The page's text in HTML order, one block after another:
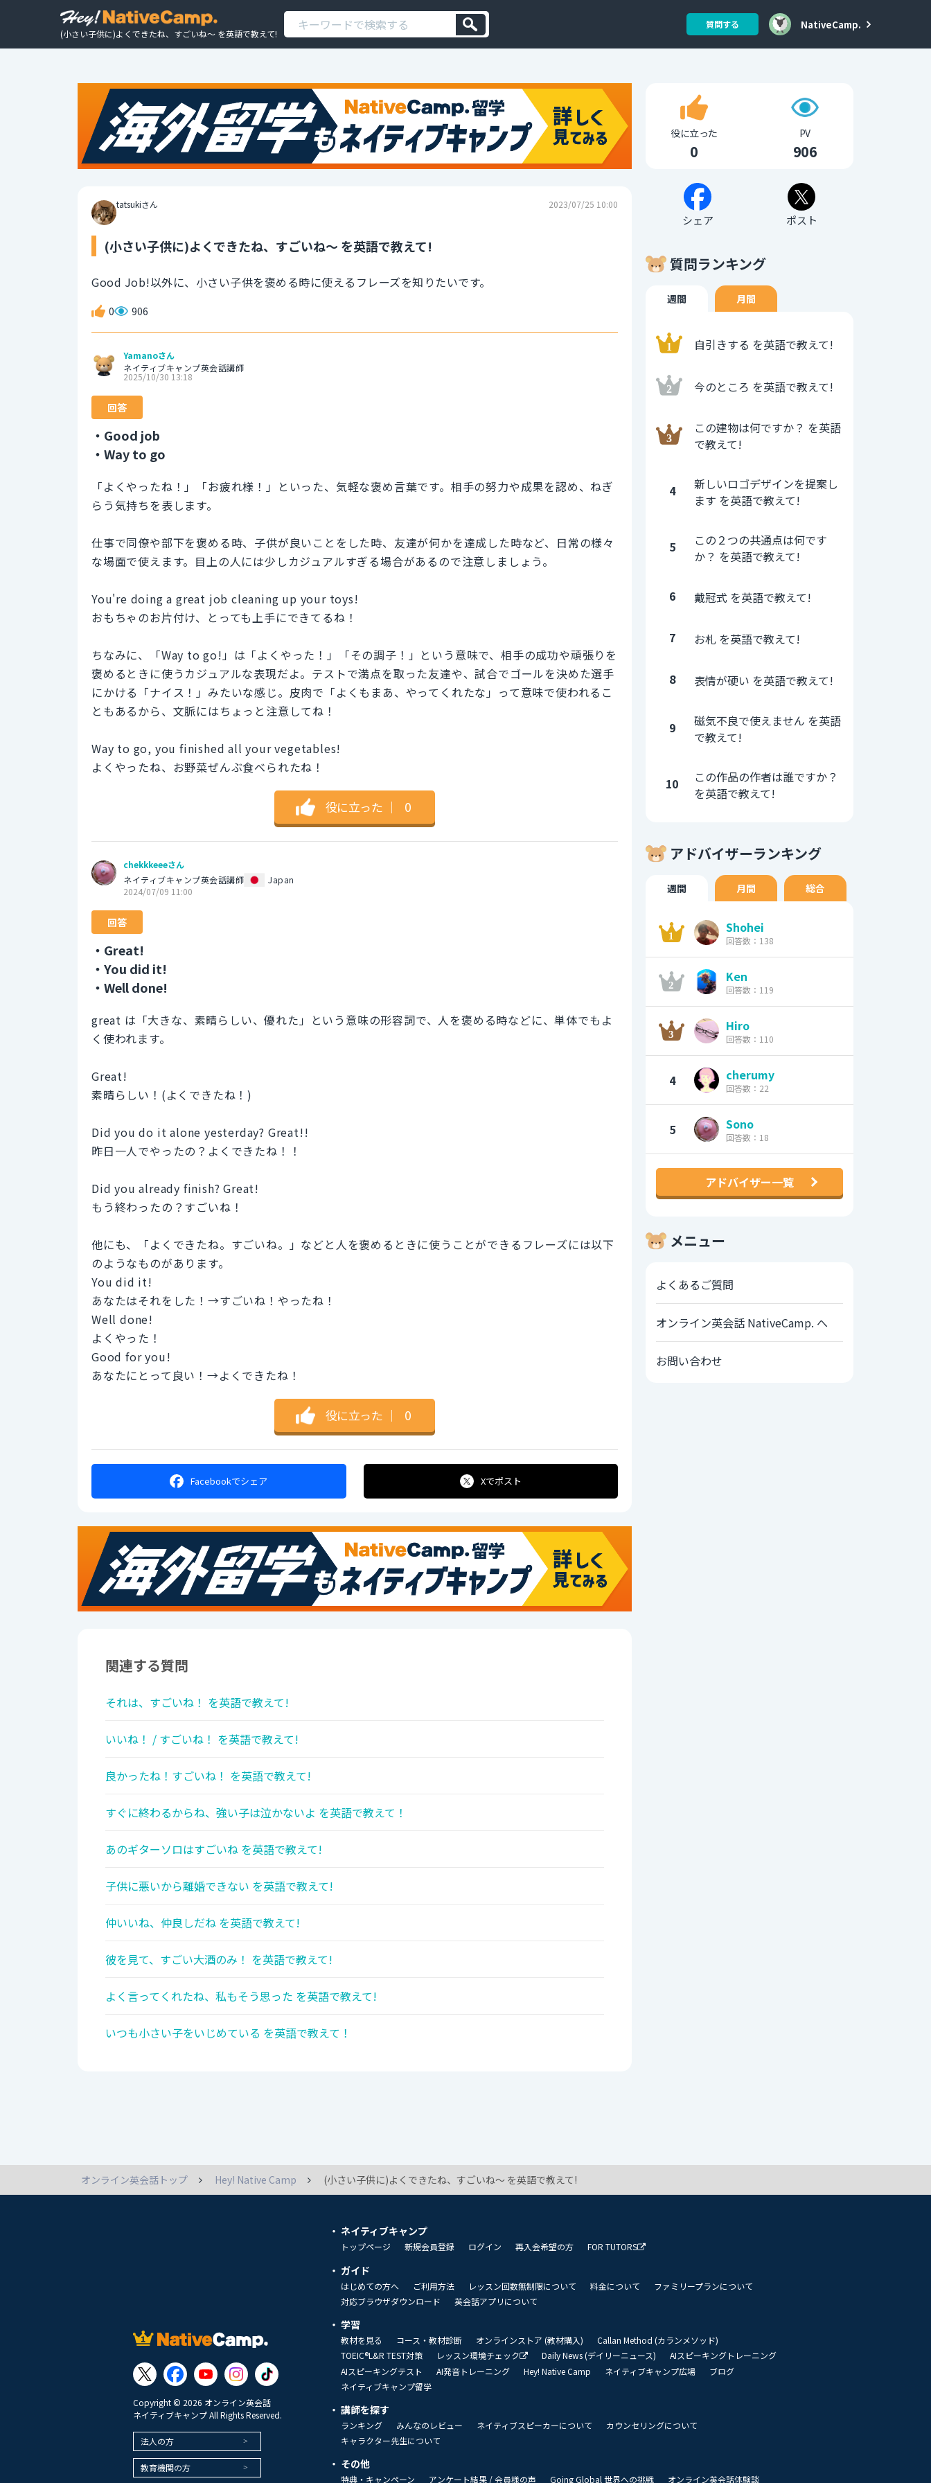
(小さい子供に)よくできたね、すごいね〜 を英語で教えて!
質問する NativeCamp.
tatsukiさん 2023/07/25 10:00
(小さい子供に)よくできたね、すごいね〜 を英語で教えて!
Good Job!以外に、小さい子供を褒める時に使えるフレーズを知りたいです。
0 906
Yamanoさん
ネイティブキャンプ英会話講師
2025/10/30 13:18
回答
・Good job
・Way to go
「よくやったね！」「お疲れ様！」といった、気軽な褒め言葉です。相手の努力や成果を認め、ねぎ
らう気持ちを表します。
仕事で同僚や部下を褒める時、子供が良いことをした時、友達が何かを達成した時など、日常の様々
な場面で使えます。目上の人には少しカジュアルすぎる場合があるので注意しましょう。
You're doing a great job cleaning up your toys!
おもちゃのお片付け、とっても上手にできてるね！
ちなみに、「Way to go!」は「よくやった！」「その調子！」という意味で、相手の成功や頑張りを
褒めるときに使うカジュアルな表現だよ。テストで満点を取った友達や、試合でゴールを決めた選手
にかける「ナイス！」みたいな感じ。皮肉で「よくもまあ、やってくれたな」って意味で使われるこ
ともあるから、文脈にはちょっと注意してね！
Way to go, you finished all your vegetables!
よくやったね、お野菜ぜんぶ食べられたね！
役に立った ｜ 0
chekkkeeeさん
ネイティブキャンプ英会話講師
Japan
2024/07/09 11:00
回答
・Great!
・You did it!
・Well done!
great は「大きな、素晴らしい、優れた」という意味の形容詞で、人を褒める時などに、単体でもよ
く使われます。
Great!
素晴らしい！(よくできたね！)
Did you do it alone yesterday? Great!!
昨日一人でやったの？よくできたね！！
Did you already finish? Great!
もう終わったの？すごいね！
他にも、「よくできたね。すごいね。」などと人を褒めるときに使うことができるフレーズには以下
のようなものがあります。
You did it!
あなたはそれをした！→すごいね！やったね！
Well done!
よくやった！
Good for you!
あなたにとって良い！→よくできたね！
役に立った ｜ 0
Facebookでシェア Xでポスト
関連する質問
それは、すごいね！ を英語で教えて!
いいね！ / すごいね！ を英語で教えて!
良かったね！すごいね！ を英語で教えて!
すぐに終わるからね、強い子は泣かないよ を英語で教えて！
あのギターソロはすごいね を英語で教えて!
子供に悪いから離婚できない を英語で教えて!
仲いいね、仲良しだね を英語で教えて!
彼を見て、すごい大酒のみ！ を英語で教えて!
よく言ってくれたね、私もそう思った を英語で教えて!
いつも小さい子をいじめている を英語で教えて！
役に立った
0
PV
906
シェア ポスト
質問ランキング
週間 月間
自引きする を英語で教えて!
今のところ を英語で教えて!
この建物は何ですか？ を英語
で教えて!
4
新しいロゴデザインを提案し
ます を英語で教えて!
5
この２つの共通点は何です
か？ を英語で教えて!
6 戴冠式 を英語で教えて!
7 お札 を英語で教えて!
8 表情が硬い を英語で教えて!
9
磁気不良で使えません を英語
で教えて!
10
この作品の作者は誰ですか？
を英語で教えて!
アドバイザーランキング
週間 月間 総合
Shohei
回答数：138
Ken
回答数：119
Hiro
回答数：110
4 cherumy
回答数：22
5 Sono
回答数：18
アドバイザー一覧
メニュー
よくあるご質問
オンライン英会話 NativeCamp. へ
お問い合わせ
オンライン英会話トップ Hey! Native Camp (小さい子供に)よくできたね、すごいね〜 を英語で教えて!
Copyright © 2026 オンライン英会話
ネイティブキャンプ All Rights Reserved.
法人の方
教育機関の方
ネイティブキャンプ
トップページ 新規会員登録 ログイン 再入会希望の方 FOR TUTORS
ガイド
はじめての方へ ご利用方法 レッスン回数無制限について 料金について
ファミリープランについて
対応ブラウザダウンロード
英会話アプリについて
学習
教材を見る コース・教材診断 オンラインストア (教材購入)
Callan Method (カランメソッド)
TOEIC®L&R TEST対策
レッスン環境チェック Daily News (デイリーニュース)
AIスピーキングトレーニング
AIスピーキングテスト
AI発音トレーニング Hey! Native Camp ネイティブキャンプ広場
ブログ
ネイティブキャンプ留学
講師を探す
ランキング みんなのレビュー ネイティブスピーカーについて
カウンセリングについて
キャラクター先生について
その他
特典・キャンペーン アンケート結果 / 会員様の声 Going Global 世界への挑戦 オンライン英会話体験談